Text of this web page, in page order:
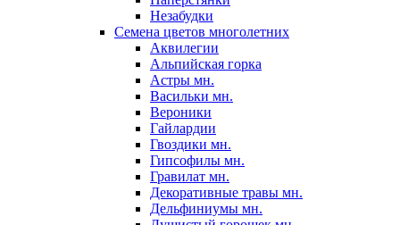
Незабудки
Семена цветов многолетних
Аквилегии
Альпийская горка
Астры мн.
Васильки мн.
Вероники
Гайлардии
Гвоздики мн.
Гипсофилы мн.
Гравилат мн.
Декоративные травы мн.
Дельфиниумы мн.